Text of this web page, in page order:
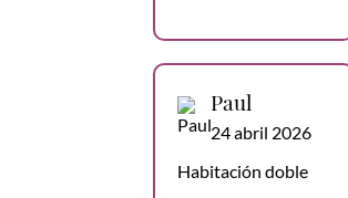
Paul
24 abril 2026
Habitación doble